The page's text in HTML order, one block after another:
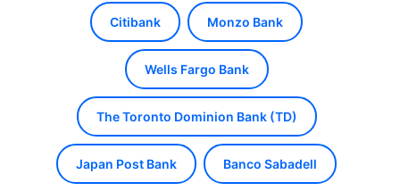
Citibank Monzo Bank
Wells Fargo Bank
The Toronto Dominion Bank (TD)
Japan Post Bank Banco Sabadell